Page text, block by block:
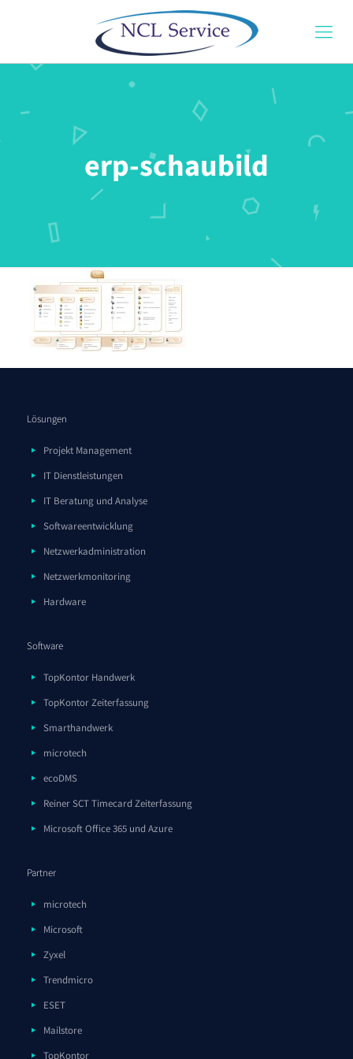
erp-schaubild
Lösungen
Projekt Management
IT Dienstleistungen
IT Beratung und Analyse
Softwareentwicklung
Netzwerkadministration
Netzwerkmonitoring
Hardware
Software
TopKontor Handwerk
TopKontor Zeiterfassung
Smarthandwerk
microtech
ecoDMS
Reiner SCT Timecard Zeiterfassung
Microsoft Office 365 und Azure
Partner
microtech
Microsoft
Zyxel
Trendmicro
ESET
Mailstore
TopKontor